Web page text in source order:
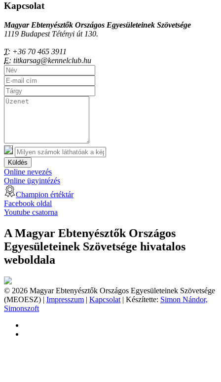
Kapcsolat
Magyar Ebtenyésztők Országos Egyesületeinek Szövetsége
1119 Budapest Tétényi út 130.
T: +36 70 465 3911
E: titkarsag@kennelclub.hu
Küldés
Online nevezés
Online ügyintézés
Champion értéktár
Facebook oldal
Youtube csatorna
A Magyar Ebtenyésztők Országos
Egyesületeinek Szövetsége hivatalos
weboldala
© 2026 Magyar Ebtenyésztők Országos Egyesületeinek Szövetsége
(MEOESZ) | Impresszum | Kapcsolat | Készítette: Simon Nándor,
Simonszoft